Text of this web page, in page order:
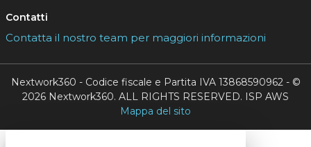
Contatti
Contatta il nostro team per maggiori informazioni
Nextwork360 - Codice fiscale e Partita IVA 13868590962 - ©
2026 Nextwork360. ALL RIGHTS RESERVED. ISP AWS
Mappa del sito